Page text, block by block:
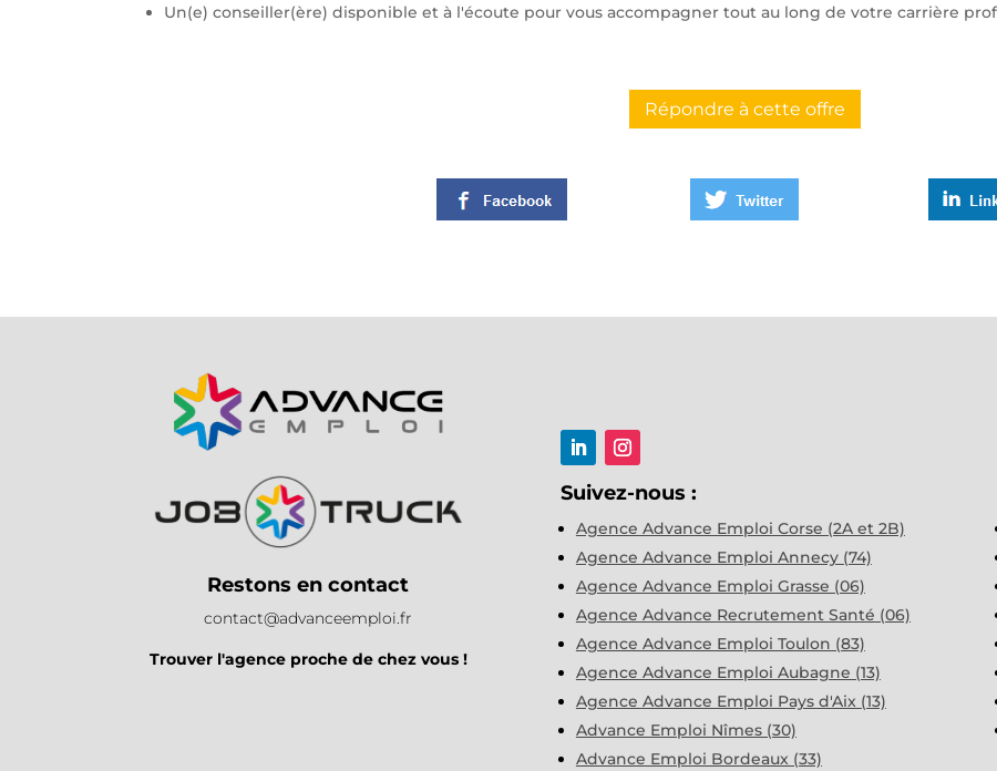
Un(e) conseiller(ère) disponible et à l'écoute pour vous accompagner tout au long de votre carrière
Répondre à cette offre
Restons en contact
contact@advanceemploi.fr
Trouver l'agence proche de chez vous !
Suivez-nous :
Agence Advance Emploi Corse (2A et 2B)
Agence Advance Emploi Annecy (74)
Agence Advance Emploi Grasse (06)
Agence Advance Recrutement Santé (06)
Agence Advance Emploi Toulon (83)
Agence Advance Emploi Aubagne (13)
Agence Advance Emploi Pays d'Aix (13)
Advance Emploi Nîmes (30)
Advance Emploi Bordeaux (33)